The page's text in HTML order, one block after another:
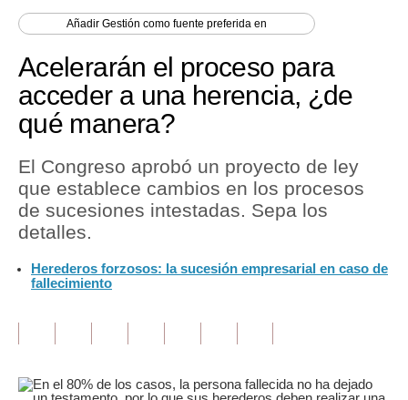
Perú
Política
Finanzas Personales
Inmobiliarias
Plus G
AñadirGestión como fuente preferida en
Acelerarán el proceso para
acceder a una herencia, ¿de
qué manera?
El Congreso aprobó un proyecto de ley
que establece cambios en los procesos
de sucesiones intestadas. Sepa los
detalles.
Herederos forzosos: la sucesión empresarial en caso de
fallecimiento